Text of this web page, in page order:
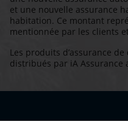
et une nouvelle assurance
habitation. Ce montant
mentionnée par les clients
Les produits d’assurance
distribués par iA Assurance